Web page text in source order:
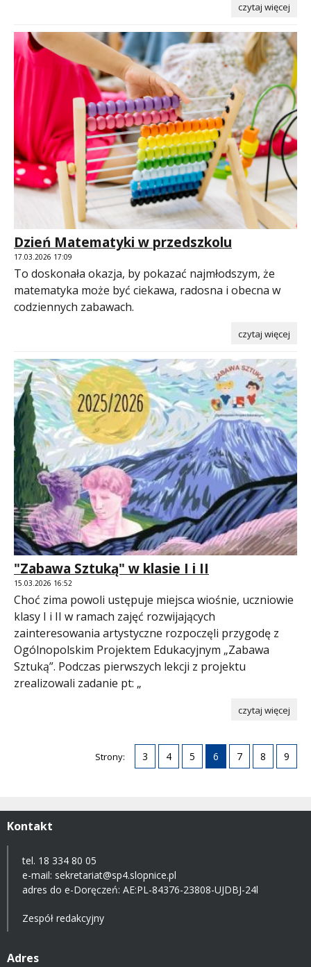
czytaj więcej
Dzień Matematyki w przedszkolu
17.03.2026 17:09
To doskonała okazja, by pokazać najmłodszym, że
matematyka może być ciekawa, radosna i obecna w
codziennych zabawach.
czytaj więcej
"Zabawa Sztuką" w klasie I i II
15.03.2026 16:52
Choć zima powoli ustępuje miejsca wiośnie, uczniowie
klasy I i II w ramach zajęć rozwijających
zainteresowania artystyczne rozpoczęli przygodę z
Ogólnopolskim Projektem Edukacyjnym „Zabawa
Sztuką”. Podczas pierwszych lekcji z projektu
zrealizowali zadanie pt: „
czytaj więcej
Strony: 3 4 5 6 7 8 9
Kontakt
tel. 18 334 80 05
e-mail: sekretariat@sp4.slopnice.pl
adres do e-Doręczeń: AE:PL-84376-23808-UJDBJ-24l
Zespół redakcyjny
Adres